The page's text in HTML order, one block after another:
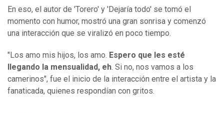
En eso, el autor de 'Torero' y 'Dejaría todo' se tomó el
momento con humor, mostró una gran sonrisa y comenzó
una interacción que se viralizó en poco tiempo.
"Los amo mis hijos, los amo. Espero que les esté
llegando la mensualidad, eh. Si no, nos vamos a los
camerinos", fue el inicio de la interacción entre el artista y la
fanaticada, quienes respondían con gritos.